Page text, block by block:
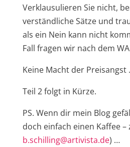
Verklausulieren Sie nicht,
verständliche Sätze und
als ein Nein kann nicht
Fall fragen wir nach dem
Keine Macht der Preisangst
Teil 2 folgt in Kürze.
PS. Wenn dir mein Blog
doch einfach einen Kaffee –
b.schilling@artivista.de) …